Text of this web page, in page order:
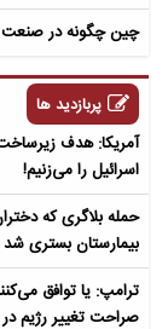
چین چگونه در
پربازدید ها
آمریکا: هدف
اسرائیل را می‌زنیم!
حمله بلاگری که
بیمارستان بستری
ترامپ: یا توافق
صراحت تغییر رژیم